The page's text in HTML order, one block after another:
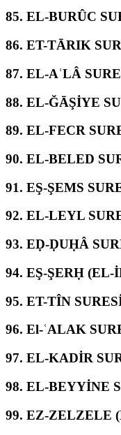
85. EL-BURÛC
86. ET-TĀRIK
87. EL-AʿLÂ
88. EL-ĞĀŞİYE
89. EL-FECR
90. EL-BELED
91. EŞ-ŞEMS
92. EL-LEYL
93. EḌ-ḌUḤÂ
94. EŞ-ŞERḤ (EL-
95. ET-TÎN
96. El-ʿALAK
97. EL-KADİR
98. EL-BEYYİNE
99. EZ-ZELZELE